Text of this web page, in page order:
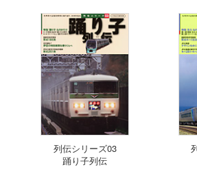
列伝シリーズ03
踊り子列伝